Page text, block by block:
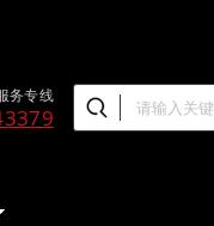
务专线